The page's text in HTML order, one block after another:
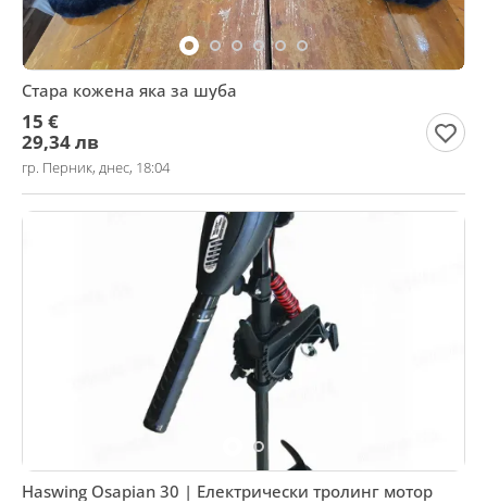
Стара кожена яка за шуба
15 €
29,34 лв
гр. Перник, днес, 18:04
Haswing Osapian 30 | Електрически тролинг мотор